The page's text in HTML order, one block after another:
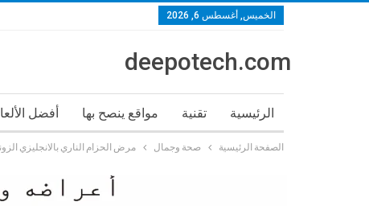
الخميس, أغسطس 6, 2026
deepotech.com
الرئيسية تقنية مواقع ينصح بها أفضل
الصفحة الرئيسية صحة وجمال مرض الحزام الناري بالانجليزي الزونا أعراضه و5